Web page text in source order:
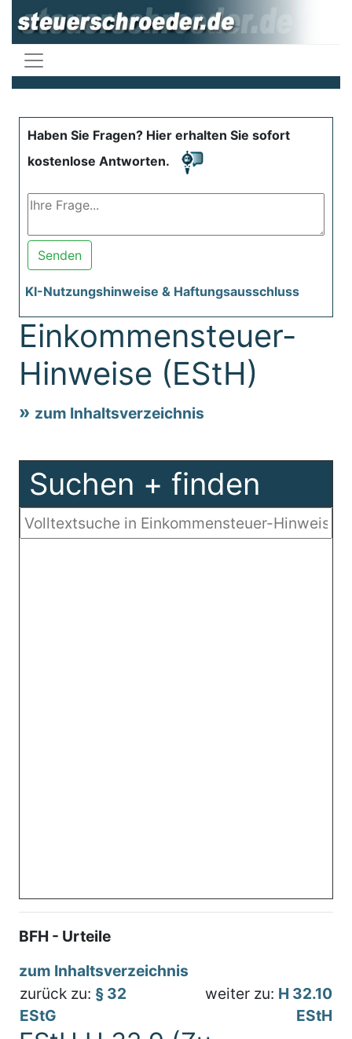
Haben Sie Fragen? Hier erhalten Sie sofort
kostenlose Antworten.
Senden
KI-Nutzungshinweise & Haftungsausschluss
Einkommensteuer-
Hinweise (EStH)
zum Inhaltsverzeichnis
Suchen + finden
BFH - Urteile
zum Inhaltsverzeichnis
zurück zu: § 32
EStG
weiter zu: H 32.10
EStH